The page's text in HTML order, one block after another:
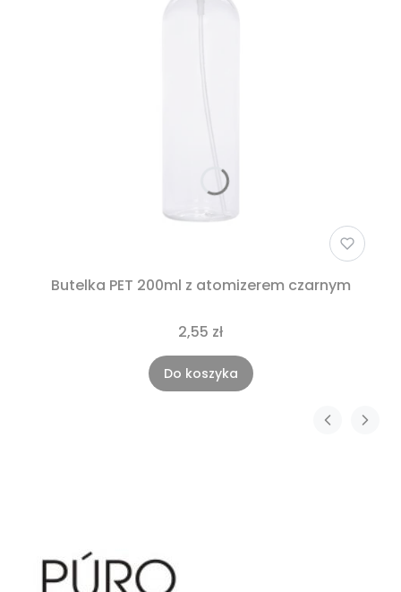
Butelka PET 200ml z atomizerem czarnym
2,55 zł
Do koszyka